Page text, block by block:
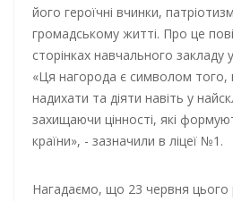
його героїчні вчинки,
громадському житті. Про це
сторінках навчального закладу
«Ця нагорода є символом
надихати та діяти навіть у
захищаючи цінності, які
країни», - зазначили в ліцеї №1.
Нагадаємо, що 23 червня